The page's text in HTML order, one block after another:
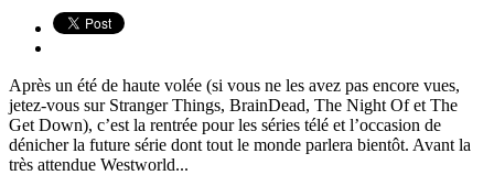
Après un été de haute volée (si vous ne les avez pas encore vues,
jetez-vous sur Stranger Things, BrainDead, The Night Of et The
Get Down), c’est la rentrée pour les séries télé et l’occasion de
dénicher la future série dont tout le monde parlera bientôt. Avant la
très attendue Westworld...